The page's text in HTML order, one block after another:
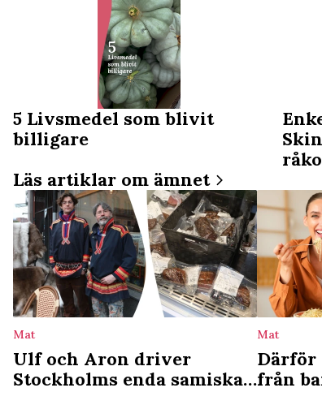
5 Livsmedel som blivit
billigare
Läs artiklar om ämnet
Mat
Ulf och Aron driver
Stockholms enda samiska
Mat
Därför
från